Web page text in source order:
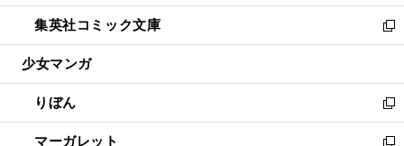
開
く
ウ
で
開
ン
ド
ウ
開
く
ウ
ィ
ン
ウ
で
開
く
し
い
ウ
ン
ド
ウ
で
集英社コミック文庫
新
し
ウ
ィ
ン
ド
少女マンガ
りぼん
新
し
マーガレット